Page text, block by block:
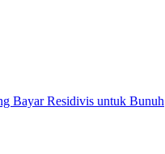
Bayar Residivis untuk Bunuh